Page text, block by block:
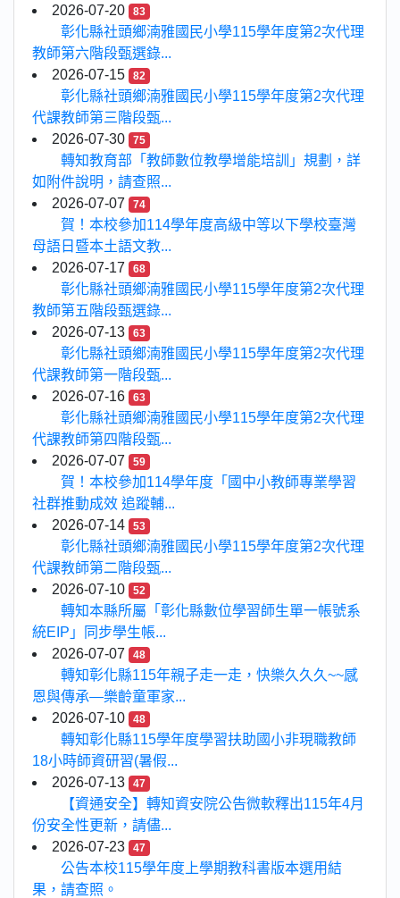
2026-07-20
83
彰化縣社頭鄉湳雅國民小學115學年度第2次代理
教師第六階段甄選錄...
2026-07-15
82
彰化縣社頭鄉湳雅國民小學115學年度第2次代理
代課教師第三階段甄...
2026-07-30
75
轉知教育部「教師數位教學增能培訓」規劃，詳
如附件說明，請查照...
2026-07-07
74
賀！本校參加114學年度高級中等以下學校臺灣
母語日暨本土語文教...
2026-07-17
68
彰化縣社頭鄉湳雅國民小學115學年度第2次代理
教師第五階段甄選錄...
2026-07-13
63
彰化縣社頭鄉湳雅國民小學115學年度第2次代理
代課教師第一階段甄...
2026-07-16
63
彰化縣社頭鄉湳雅國民小學115學年度第2次代理
代課教師第四階段甄...
2026-07-07
59
賀！本校參加114學年度「國中小教師專業學習
社群推動成效 追蹤輔...
2026-07-14
53
彰化縣社頭鄉湳雅國民小學115學年度第2次代理
代課教師第二階段甄...
2026-07-10
52
轉知本縣所屬「彰化縣數位學習師生單一帳號系
統EIP」同步學生帳...
2026-07-07
48
轉知彰化縣115年親子走一走，快樂久久久~~感
恩與傳承—樂齡童軍家...
2026-07-10
48
轉知彰化縣115學年度學習扶助國小非現職教師
18小時師資研習(暑假...
2026-07-13
47
【資通安全】轉知資安院公告微軟釋出115年4月
份安全性更新，請儘...
2026-07-23
47
公告本校115學年度上學期教科書版本選用結
果，請查照。